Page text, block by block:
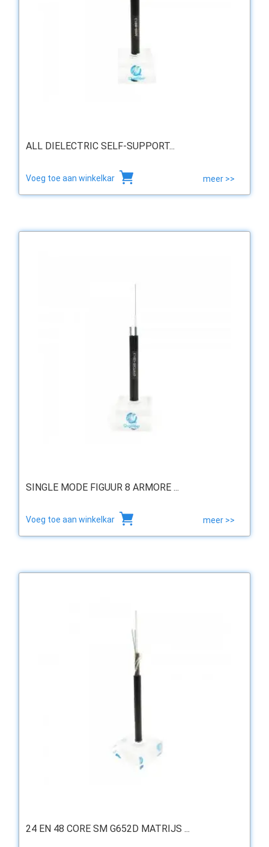
ALL DIELECTRIC SELF-SUPPORT...
Voeg toe aan winkelkar meer >>
SINGLE MODE FIGUUR 8 ARMORE ...
Voeg toe aan winkelkar meer >>
24 EN 48 CORE SM G652D MATRIJS ...